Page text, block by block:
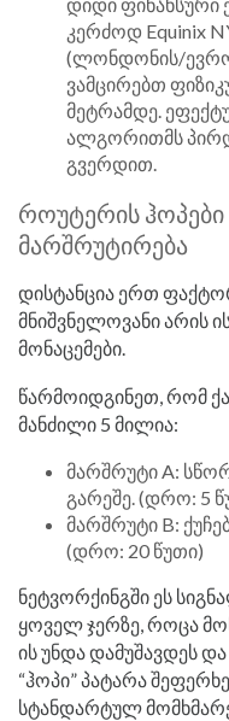
კერძოდ Equinix
(ლონდონის/
ვამცირებთ
მეტრამდე.
ალგორითმს
გვერდით.
როუტერის ჰოპები
მარშრუტირება
დისტანცია ერთ
მნიშვნელოვანი არის
მონაცემები.
წარმოიდგინეთ, რომ
მანძილი 5 მილია:
მარშრუტი A:
გარეშე. (დრო: 5
მარშრუტი B:
(დრო: 20 წუთი)
ნეტვორქინგში ეს
ყოველ ჯერზე, როცა
ის უნდა დამუშავდეს
“ჰოპი” პატარა
სტანდარტულ